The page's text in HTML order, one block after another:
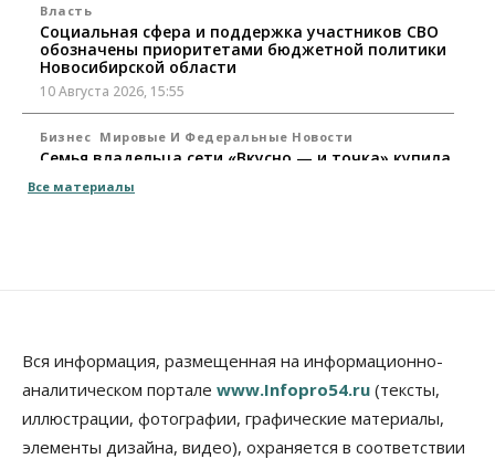
Власть
Социальная сфера и поддержка участников СВО
обозначены приоритетами бюджетной политики
Новосибирской области
10 Августа 2026, 15:55
Бизнес Мировые И Федеральные Новости
Семья владельца сети «Вкусно — и точка» купила
10 Августа 2026, 15:30
Недвижимость
Новосибирск находится в процессе движения к
«человечному» городу
10 Августа 2026, 15:00
Все материалы
Вся информация, размещенная на информационно-
аналитическом портале www.Infopro54.ru (тексты,
иллюстрации, фотографии, графические материалы,
элементы дизайна, видео), охраняется в соответствии